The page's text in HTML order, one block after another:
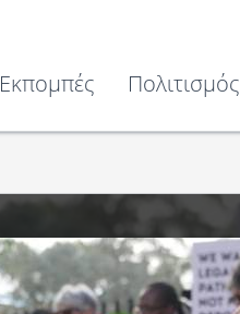
Εκπομπές Πολιτισμός